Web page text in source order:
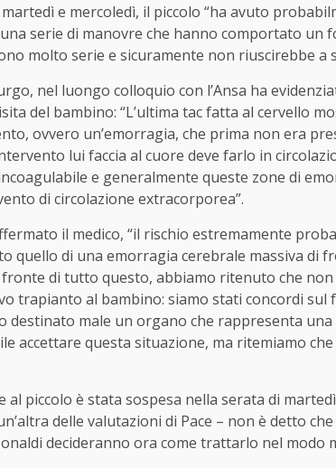
e mercoledì, il piccolo “ha avuto
serie di manovre che hanno comportato un
molto serie e sicuramente non riuscirebbe a
nel luongo colloquio con l’Ansa ha
del bambino: “L’ultima tac fatta al cervello
ovvero un’emorragia, che prima non era
lui faccia al cuore deve farlo in
e generalmente queste zone di
di circolazione extracorporea”.
il medico, “il rischio estremamente
quello di una emorragia cerebrale massiva di
fronte di tutto questo, abbiamo ritenuto che
trapianto al bambino: siamo stati concordi sul
destinato male un organo che rappresenta
accettare questa situazione, ma ritemiamo
al piccolo è stata sospesa nella serata di
delle valutazioni di Pace – non è detto
decideranno ora come trattarlo nel modo